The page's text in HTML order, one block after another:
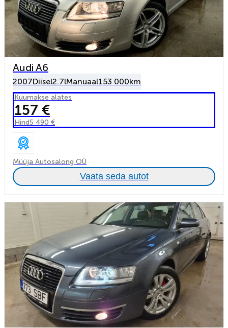
Audi A6
2007Diisel2.7lManuaal153 000km
Kuumakse alates
157 €
Hind5 490 €
Müüja Autosalong OÜ
Vaata seda autot